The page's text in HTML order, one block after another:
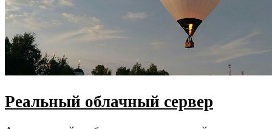
Реальный облачный сервер